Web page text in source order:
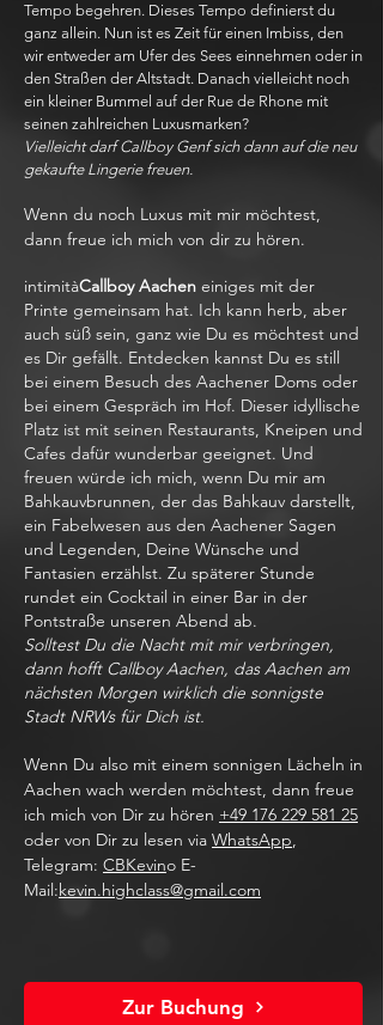
Tempo begehren. Dieses Tempo definierst du
ganz allein. Nun ist es Zeit für einen Imbiss, den
wir entweder am Ufer des Sees einnehmen oder in
den Straßen der Altstadt. Danach vielleicht noch
ein kleiner Bummel auf der Rue de Rhone mit
seinen zahlreichen Luxusmarken?
Vielleicht darf Callboy Genf sich dann auf die neu
gekaufte Lingerie freuen.
Wenn du noch Luxus mit mir möchtest,
dann freue ich mich von dir zu hören.
intimitàCallboy Aachen einiges mit der
Printe gemeinsam hat. Ich kann herb, aber
auch süß sein, ganz wie Du es möchtest und
es Dir gefällt. Entdecken kannst Du es still
bei einem Besuch des Aachener Doms oder
bei einem Gespräch im Hof. Dieser idyllische
Platz ist mit seinen Restaurants, Kneipen und
Cafes dafür wunderbar geeignet. Und
freuen würde ich mich, wenn Du mir am
Bahkauvbrunnen, der das Bahkauv darstellt,
ein Fabelwesen aus den Aachener Sagen
und Legenden, Deine Wünsche und
Fantasien erzählst. Zu späterer Stunde
rundet ein Cocktail in einer Bar in der
Pontstraße unseren Abend ab.
Solltest Du die Nacht mit mir verbringen,
dann hofft Callboy Aachen, das Aachen am
nächsten Morgen wirklich die sonnigste
Stadt NRWs für Dich ist.
Wenn Du also mit einem sonnigen Lächeln in
Aachen wach werden möchtest, dann freue
ich mich von Dir zu hören +49 176 229 581 25
oder von Dir zu lesen via WhatsApp,
Telegram: CBKevino E-
Mail:kevin.highclass@gmail.com
Zur Buchung